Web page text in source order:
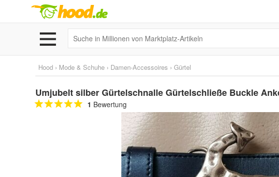
Hood › Mode & Schuhe › Damen-Accessoires › Gürtel
Umjubelt silber Gürtelschnalle Gürtelschließe Buckle
1 Bewertung